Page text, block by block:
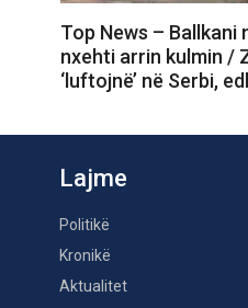
Top News – Ballkani
nxehti arrin kulmin /
‘luftojnë’ në Serbi,
Lajme
Politikë
Kronikë
Aktualitet